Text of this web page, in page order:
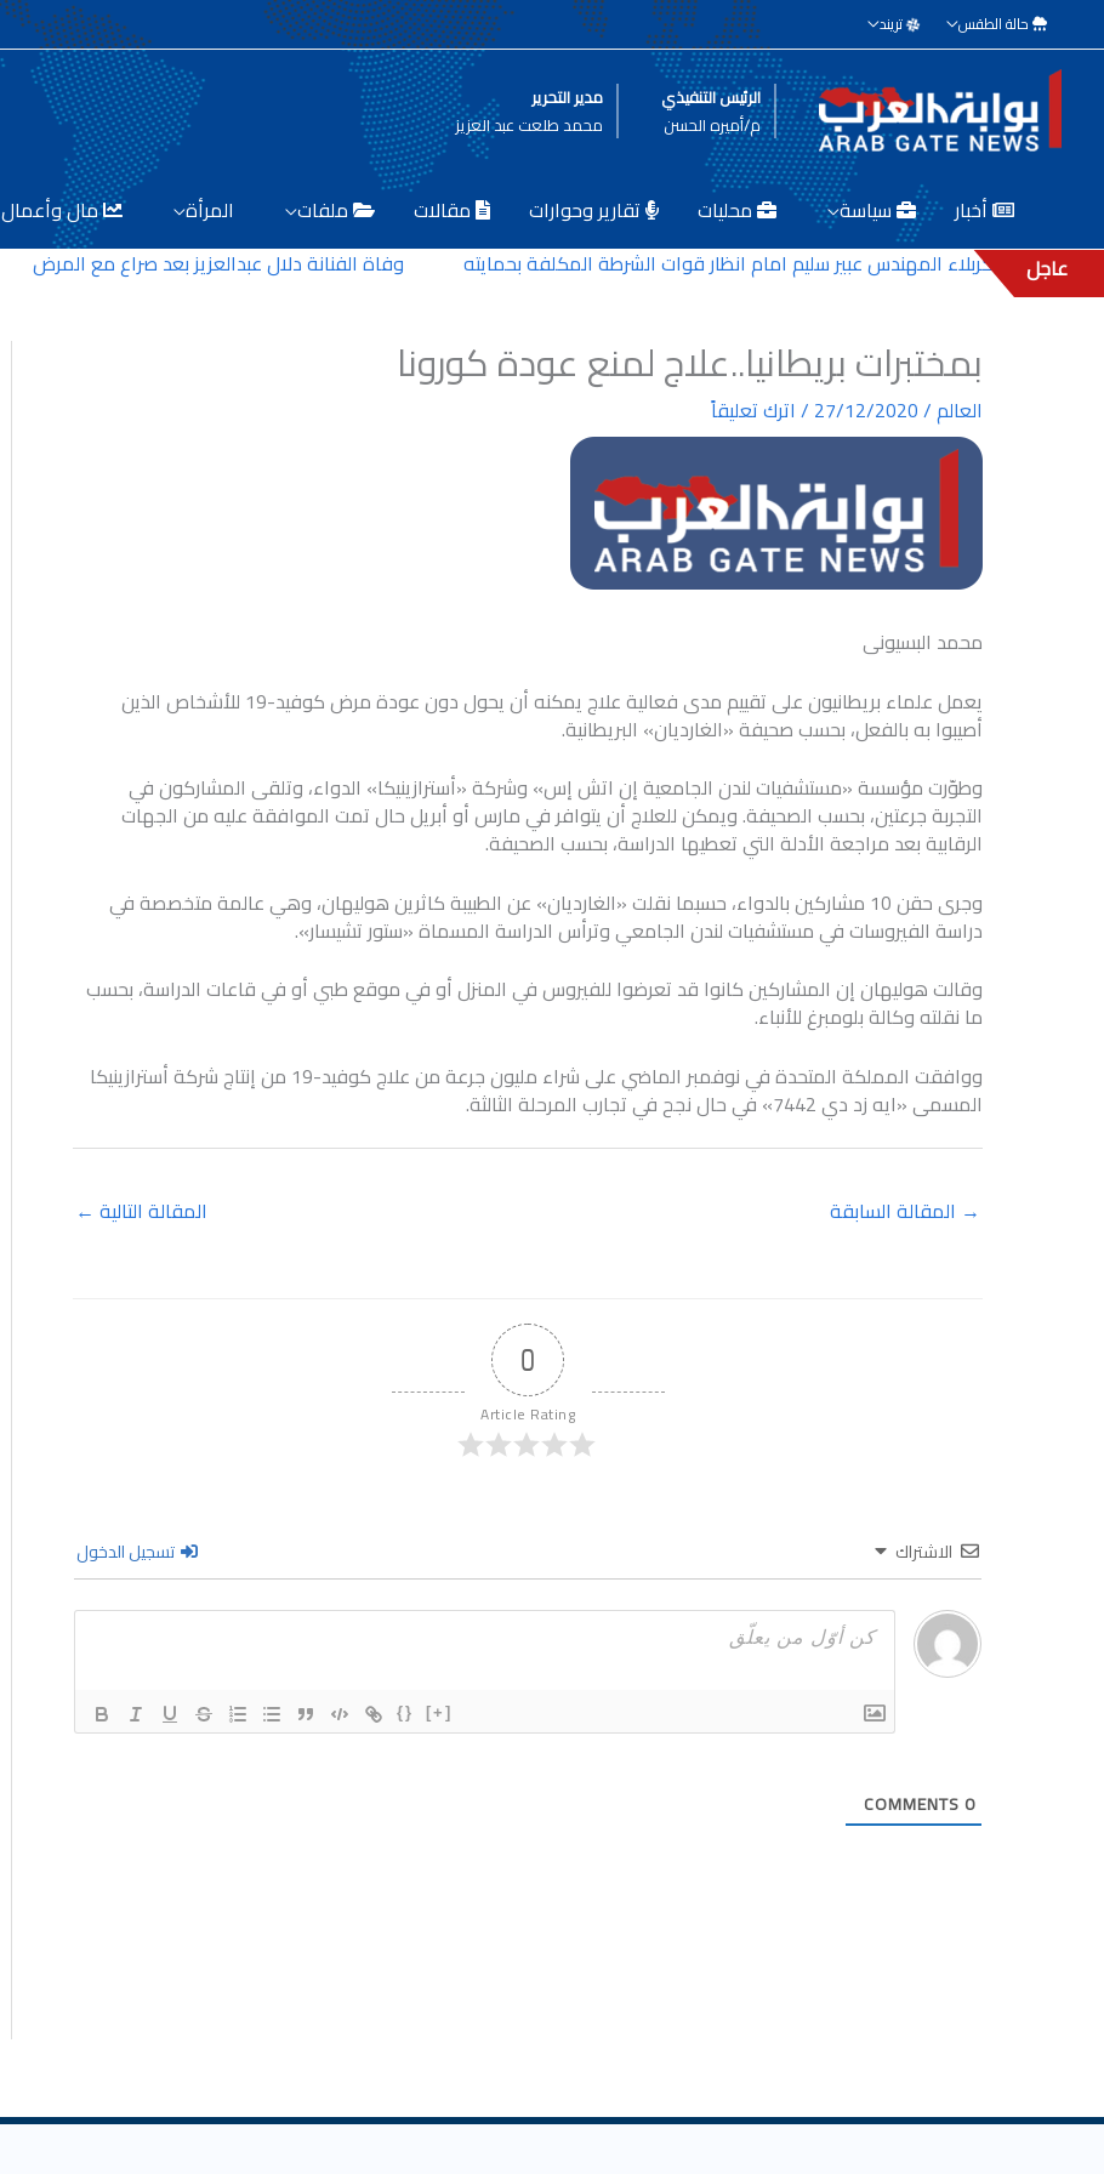
إلى
المحتوى
حالة الطقس تريند
الرئيس التنفيذي
م/أميره الحسن
مدير التحرير
محمد طلعت عبد العزيز
أخبار سياسة محليات تقارير وحوارات مقالات ملفات المرأة مال وأعمال
عاجل
بلدية كربلاء المهندس عبير سليم امام انظار قوات الشرطة المكلفة بحمايته وفاة الفنانة دلال عبدالعزيز بعد صراع مع المرض
بمختبرات بريطانيا..علاج لمنع عودة كورونا
العالم/
27/12/2020
/ اترك تعليقاً
محمد البسيونى
يعمل علماء بريطانيون على تقييم مدى فعالية علاج يمكنه أن يحول دون عودة مرض كوفيد-19 للأشخاص الذين
أصيبوا به بالفعل، بحسب صحيفة «الغارديان» البريطانية.
وطوّرت مؤسسة «مستشفيات لندن الجامعية إن اتش إس» وشركة «أسترازينيكا» الدواء، وتلقى المشاركون في
التجربة جرعتين، بحسب الصحيفة. ويمكن للعلاج أن يتوافر في مارس أو أبريل حال تمت الموافقة عليه من الجهات
الرقابية بعد مراجعة الأدلة التي تعطيها الدراسة، بحسب الصحيفة.
وجرى حقن 10 مشاركين بالدواء، حسبما نقلت «الغارديان» عن الطبيبة كاثرين هوليهان، وهي عالمة متخصصة في
دراسة الفيروسات في مستشفيات لندن الجامعي وترأس الدراسة المسماة «ستور تشيسار».
وقالت هوليهان إن المشاركين كانوا قد تعرضوا للفيروس في المنزل أو في موقع طبي أو في قاعات الدراسة، بحسب
ما نقلته وكالة بلومبرغ للأنباء.
ووافقت المملكة المتحدة في نوفمبر الماضي على شراء مليون جرعة من علاج كوفيد-19 من إنتاج شركة أسترازينيكا
المسمى «ايه زد دي 7442» في حال نجح في تجارب المرحلة الثالثة.
→ المقالة السابقة المقالة التالية ←
0
Article Rating
الاشتراك تسجيل الدخول
{} [+]
0